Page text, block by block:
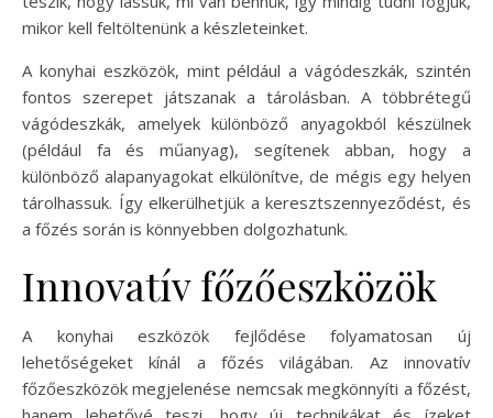
mikor kell feltöltenünk a készleteinket.
A konyhai eszközök, mint például a vágódeszkák, szintén
fontos szerepet játszanak a tárolásban. A többrétegű
vágódeszkák, amelyek különböző anyagokból készülnek
(például fa és műanyag), segítenek abban, hogy a
különböző alapanyagokat elkülönítve, de mégis egy helyen
tárolhassuk. Így elkerülhetjük a keresztszennyeződést, és
a főzés során is könnyebben dolgozhatunk.
Innovatív főzőeszközök
A konyhai eszközök fejlődése folyamatosan új
lehetőségeket kínál a főzés világában. Az innovatív
főzőeszközök megjelenése nemcsak megkönnyíti a főzést,